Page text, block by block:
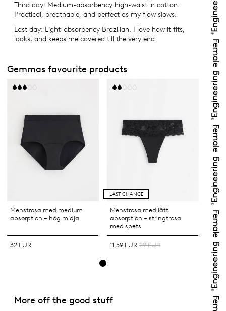
Third day: Medium-absorbency high-waist in cotton.
Practical, breathable, and perfect as my flow slows.
Last day: Light-absorbency Brazilian. I love how it fits,
looks, and keeps me covered till the very end.
Gemmas favourite products
Menstrosa med medium
absorption – hög midja
32 EUR
LAST CHANCE
Menstrosa med lätt
absorption – stringtrosa
med spets
11,59 EUR 29 EUR
More off the good stuff